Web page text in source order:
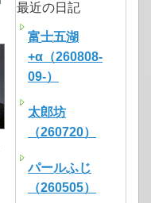
最近の日記
富士五湖
+α（260808-
09-）
太郎坊
（260720）
パールふじ
（260505）